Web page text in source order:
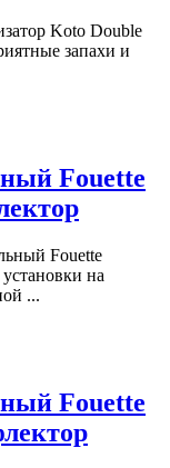
Koto Double
запахи и
Fouette
Fouette
на
...
Fouette